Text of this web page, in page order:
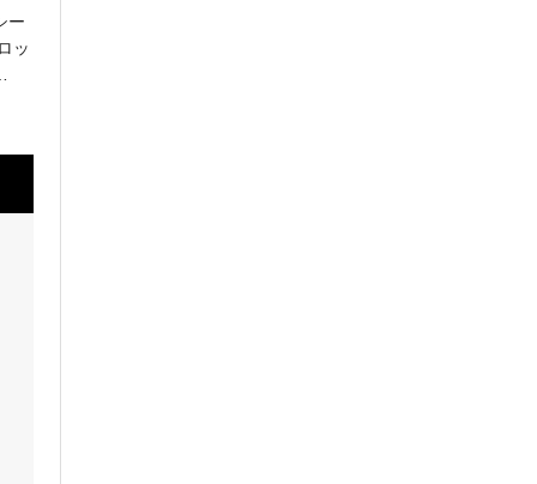
ー
ッ